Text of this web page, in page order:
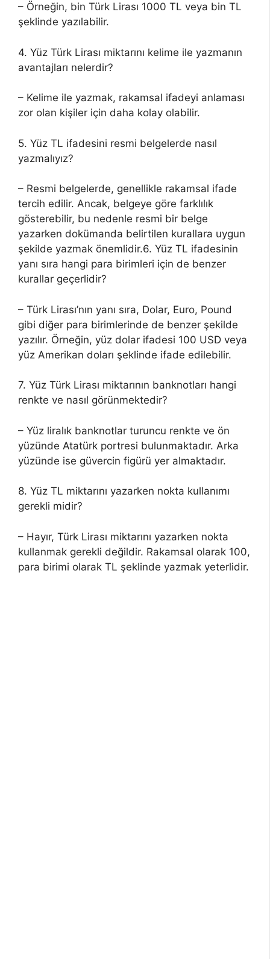
– Örneğin, bin Türk Lirası 1000 TL veya bin TL
şeklinde yazılabilir.
4. Yüz Türk Lirası miktarını kelime ile yazmanın
avantajları nelerdir?
– Kelime ile yazmak, rakamsal ifadeyi anlaması
zor olan kişiler için daha kolay olabilir.
5. Yüz TL ifadesini resmi belgelerde nasıl
yazmalıyız?
– Resmi belgelerde, genellikle rakamsal ifade
tercih edilir. Ancak, belgeye göre farklılık
gösterebilir, bu nedenle resmi bir belge
yazarken dokümanda belirtilen kurallara uygun
şekilde yazmak önemlidir.6. Yüz TL ifadesinin
yanı sıra hangi para birimleri için de benzer
kurallar geçerlidir?
– Türk Lirası’nın yanı sıra, Dolar, Euro, Pound
gibi diğer para birimlerinde de benzer şekilde
yazılır. Örneğin, yüz dolar ifadesi 100 USD veya
yüz Amerikan doları şeklinde ifade edilebilir.
7. Yüz Türk Lirası miktarının banknotları hangi
renkte ve nasıl görünmektedir?
– Yüz liralık banknotlar turuncu renkte ve ön
yüzünde Atatürk portresi bulunmaktadır. Arka
yüzünde ise güvercin figürü yer almaktadır.
8. Yüz TL miktarını yazarken nokta kullanımı
gerekli midir?
– Hayır, Türk Lirası miktarını yazarken nokta
kullanmak gerekli değildir. Rakamsal olarak 100,
para birimi olarak TL şeklinde yazmak yeterlidir.